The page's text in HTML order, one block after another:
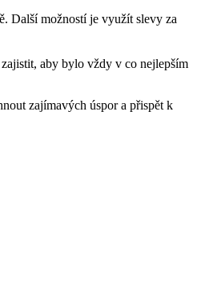
Další možností je využít slevy za
aby bylo vždy v co nejlepším
zajímavých úspor a přispět k